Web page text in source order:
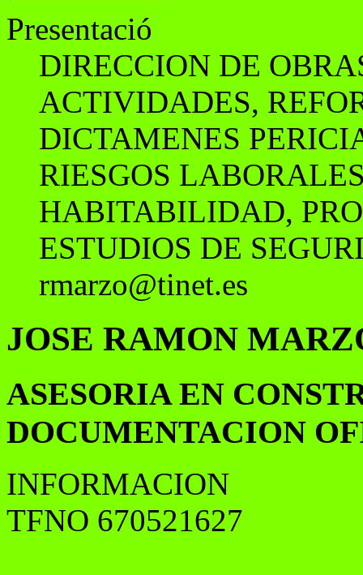
Presentació
DIRECCION DE
ACTIVIDADES,
DICTAMENES
RIESGOS
HABITABILIDAD,
ESTUDIOS DE
rmarzo@tinet.es
JOSE RAMON
ASESORIA EN
DOCUMENTACION
INFORMACION
TFNO 670521627